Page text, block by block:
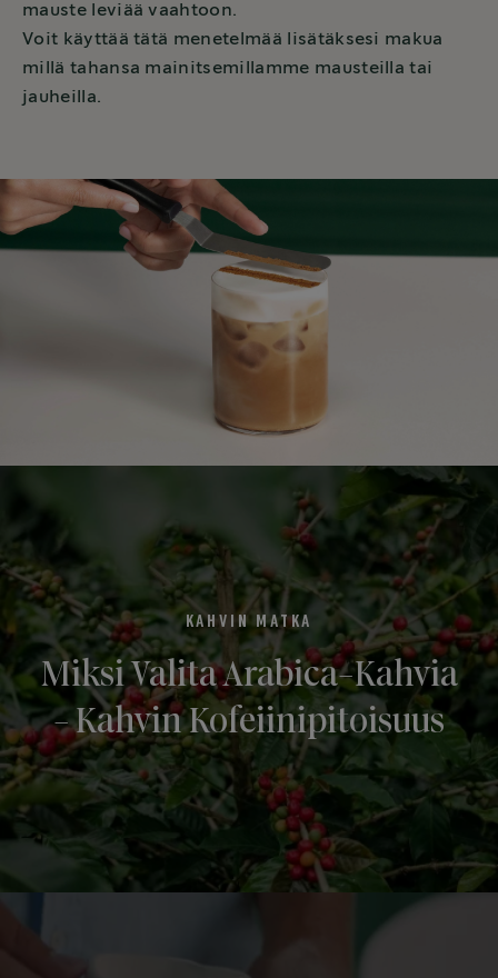
mauste leviää vaahtoon.
Voit käyttää tätä menetelmää lisätäksesi makua
millä tahansa mainitsemillamme mausteilla tai
jauheilla.
KAHVIN MATKA
Miksi Valita Arabica-Kahvia
- Kahvin Kofeiinipitoisuus